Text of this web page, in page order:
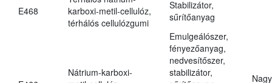
E468
karboxi-metil-cellulóz,
térhálós cellulózgumi
Stabilizátor,
sűrítőanyag
Nátrium-karboxi-
Emulgeálószer,
fényezőanyag,
nedvesítőszer,
stabilizátor,